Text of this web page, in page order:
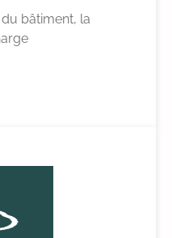
bâtiment, la